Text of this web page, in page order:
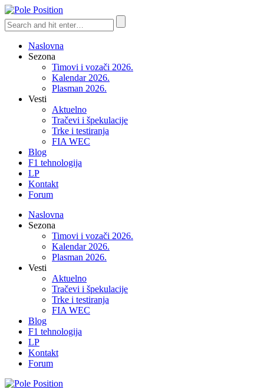
Naslovna
Sezona
Timovi i vozači 2026.
Kalendar 2026.
Plasman 2026.
Vesti
Aktuelno
Tračevi i špekulacije
Trke i testiranja
FIA WEC
Blog
F1 tehnologija
LP
Kontakt
Forum
Naslovna
Sezona
Timovi i vozači 2026.
Kalendar 2026.
Plasman 2026.
Vesti
Aktuelno
Tračevi i špekulacije
Trke i testiranja
FIA WEC
Blog
F1 tehnologija
LP
Kontakt
Forum